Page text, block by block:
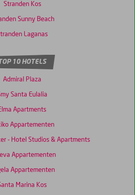
Stranden Kos
Sunny Beach
Laganas
10 HOTELS
Admiral Plaza
Santa Eulalia
Apartments
Appartementen
- Hotel Studios & Apartments
Appartementen
Appartementen
Marina Kos